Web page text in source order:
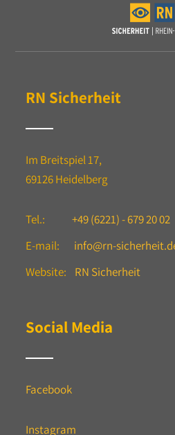
RN Sicherheit
Im Breitspiel 17,
69126 Heidelberg
Tel.:+49 (6221) - 679 20 02
E-mail:
info@rn-
Website: RN Sicherheit
Social Media
Facebook
Instagram